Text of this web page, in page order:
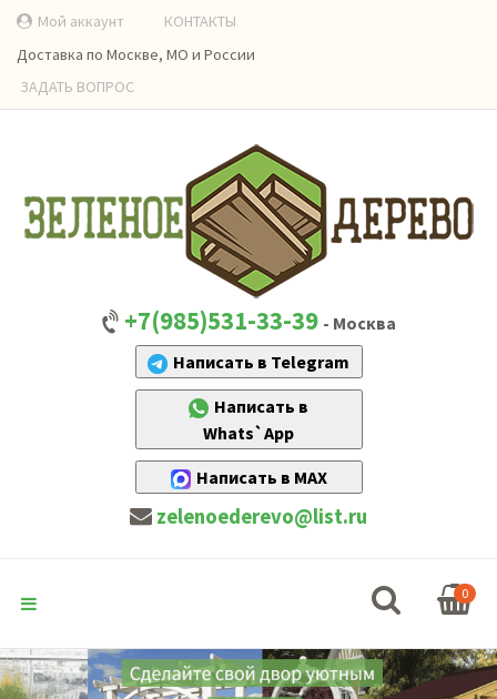
Мой аккаунт
КОНТАКТЫ
Доставка по Москве, МО и России
ЗАДАТЬ ВОПРОС
+7(985)531-33-39 - Москва
Написать в Telegram
Написать в
Whats`App
Написать в MAX
zelenoederevo@list.ru
0